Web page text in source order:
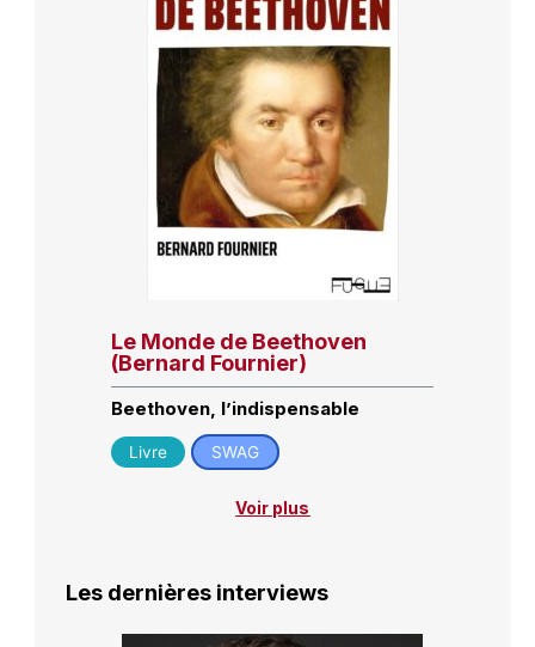
Le Monde de Beethoven
(Bernard Fournier)
Beethoven, l’indispensable
Livre SWAG
Voir plus
Les dernières interviews